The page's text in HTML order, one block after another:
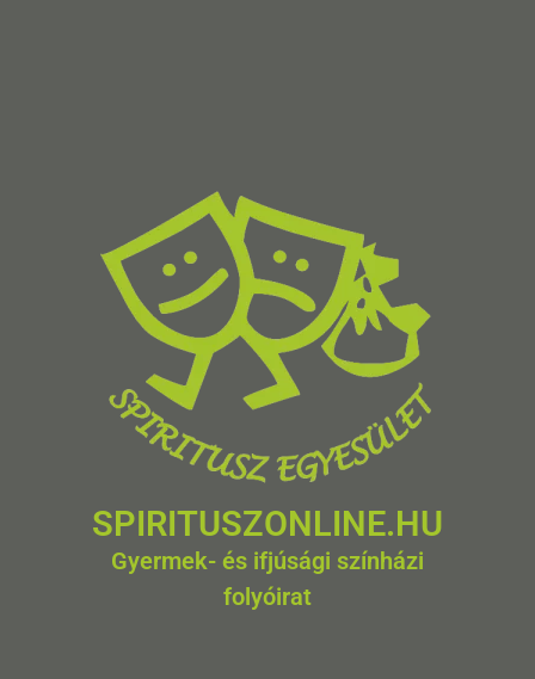
SPIRITUSZONLINE.HU
Gyermek- és ifjúsági színházi
folyóirat